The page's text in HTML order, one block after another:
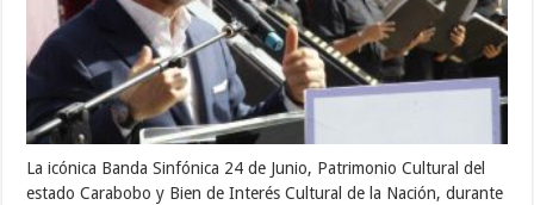
La icónica Banda Sinfónica 24 de Junio, Patrimonio Cultural del
estado Carabobo y Bien de Interés Cultural de la Nación, durante